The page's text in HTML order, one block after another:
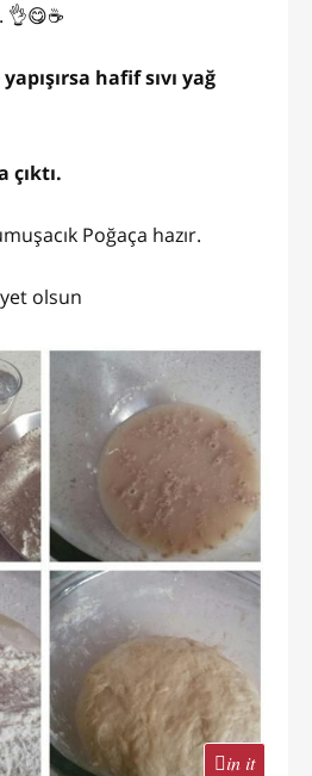
hafif sıvı yağ
çıktı.
Poğaça hazır.
olsun
in it